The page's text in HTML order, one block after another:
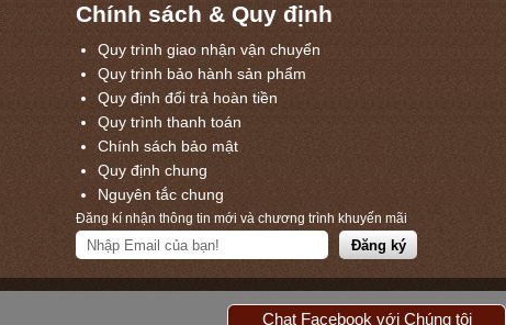
Chính sách & Quy định
Quy trình giao nhận vận chuyển
Quy trình bảo hành sản phẩm
Quy định đổi trả hoàn tiền
Quy trình thanh toán
Chính sách bảo mật
Quy định chung
Nguyên tắc chung
Đăng kí nhận thông tin mới và chương trình khuyến mãi
Chat Facebook với Chúng tôi